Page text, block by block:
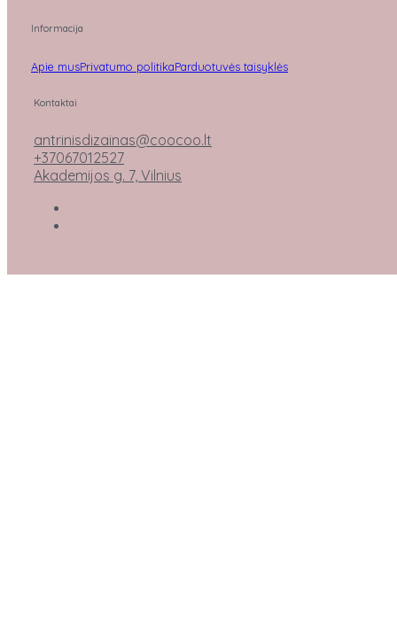
Informacija
Apie musPrivatumo politikaParduotuvės taisyklės
Kontaktai
antrinisdizainas@coocoo.lt
+37067012527
Akademijos g. 7, Vilnius